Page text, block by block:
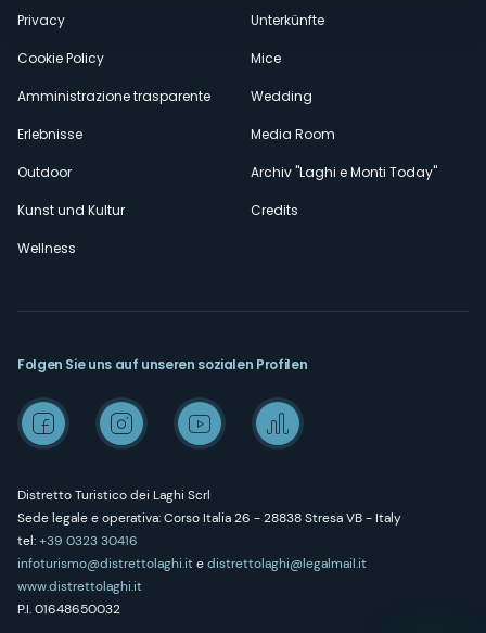
Privacy
Cookie Policy
Amministrazione trasparente
Erlebnisse
Outdoor
Kunst und Kultur
Wellness
Unterkünfte
Mice
Wedding
Media Room
Archiv "Laghi e Monti Today"
Credits
Distretto Turistico dei Laghi Scrl
Sede legale e operativa: Corso Italia 26 - 28838 Stresa VB - Italy
tel:+39 0323 30416
infoturismo@distrettolaghi.itedistrettolaghi@legalmail.it
www.distrettolaghi.it
P.I. 01648650032
Folgen Sie uns auf unseren sozialen Profilen